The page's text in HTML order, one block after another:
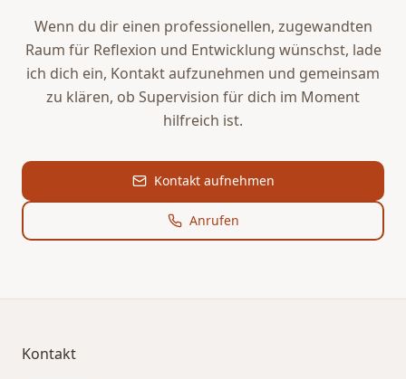
Wenn du dir einen professionellen, zugewandten
Raum für Reflexion und Entwicklung wünschst, lade
ich dich ein, Kontakt aufzunehmen und gemeinsam
zu klären, ob Supervision für dich im Moment
hilfreich ist.
Kontakt aufnehmen
Anrufen
Kontakt